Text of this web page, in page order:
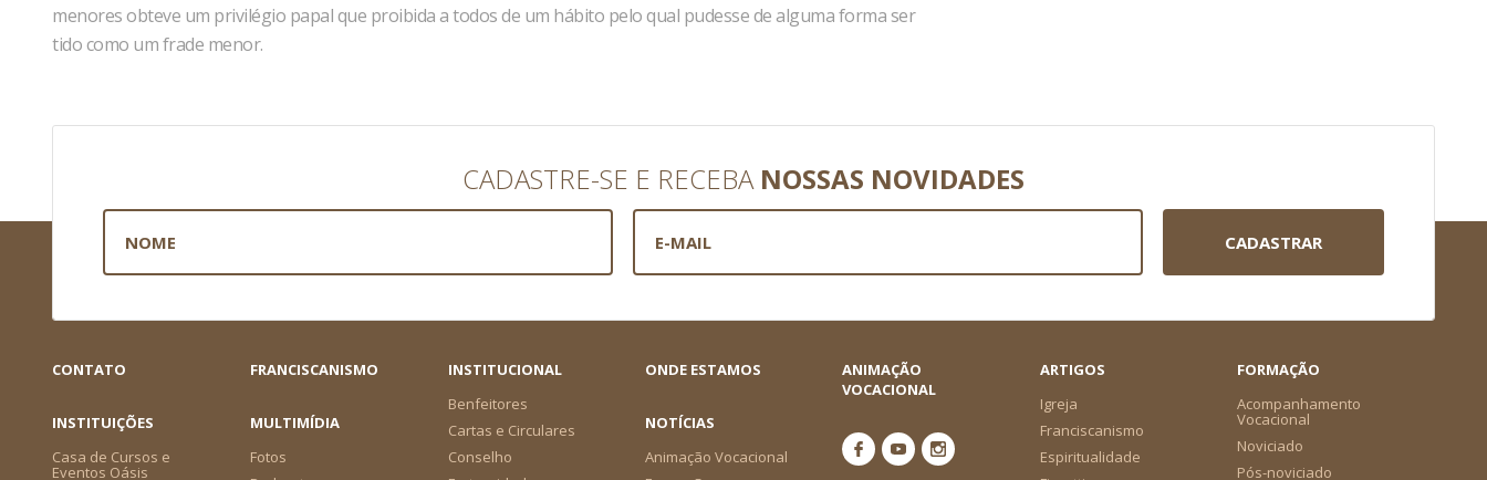
menores obteve um privilégio papal que proibida a todos de um hábito pelo qual pudesse de alguma forma ser
tido como um frade menor.
CADASTRE-SE E RECEBA NOSSAS NOVIDADES
CADASTRAR
CONTATO FRANCISCANISMO
INSTITUCIONAL
Benfeitores
Cartas e Circulares
Conselho
ONDE ESTAMOS
ANIMAÇÃO
VOCACIONAL
ARTIGOS
Igreja
Franciscanismo
Espiritualidade
FORMAÇÃO
Acompanhamento
Vocacional
Noviciado
Pós-noviciado
INSTITUIÇÕES
Casa de Cursos e
Eventos Oásis
MULTIMÍDIA
Fotos
NOTÍCIAS
Animação Vocacional